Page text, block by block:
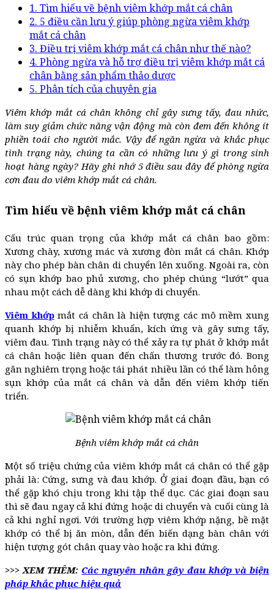
1. Tìm hiểu về bệnh viêm khớp mắt cá chân
2. 5 điều cần lưu ý giúp phòng ngừa viêm khớp
mắt cá chân
3. Điều trị viêm khớp mắt cá chân như thế nào?
4. Phòng ngừa và hỗ trợ điều trị viêm khớp mắt cá
chân bằng sản phẩm thảo dược
5. Phân tích của chuyên gia
Viêm khớp mắt cá chân không chỉ gây sưng tấy, đau nhức,
làm suy giảm chức năng vận động mà còn đem đến không ít
phiền toái cho người mắc. Vậy để ngăn ngừa và khắc phục
tình trạng này, chúng ta cần có những lưu ý gì trong sinh
hoạt hàng ngày? Hãy ghi nhớ 5 điều sau đây để phòng ngừa
cơn đau do viêm khớp mắt cá chân.
Tìm hiểu về bệnh viêm khớp mắt cá chân
Cấu trúc quan trọng của khớp mắt cá chân bao gồm:
Xương chày, xương mác và xương đòn mắt cá chân. Khớp
này cho phép bàn chân di chuyển lên xuống. Ngoài ra, còn
có sụn ​​khớp bao phủ xương, cho phép chúng “lướt” qua
nhau một cách dễ dàng khi khớp di chuyển.
Viêm khớpmắt cá chân là hiện tượng các mô mềm xung
quanh khớp bị nhiễm khuẩn, kích ứng và gây sưng tấy,
viêm đau. Tình trạng này có thể xảy ra tự phát ở khớp mắt
cá chân hoặc liên quan đến chấn thương trước đó. Bong
gân nghiêm trọng hoặc tái phát nhiều lần có thể làm hỏng
sụn khớp của mắt cá chân và dẫn đến viêm khớp tiến
triển.
Bệnh viêm khớp mắt cá chân
Một số triệu chứng của viêm khớp mắt cá chân có thể gặp
phải là: Cứng, sưng và đau khớp. Ở giai đoạn đầu, bạn có
thể gặp khó chịu trong khi tập thể dục. Các giai đoạn sau
thì sẽ đau ngay cả khi đứng hoặc di chuyển và cuối cùng là
cả khi nghỉ ngơi. Với trường hợp viêm khớp nặng, bề mặt
khớp có thể bị ăn mòn, dẫn đến biến dạng bàn chân với
hiện tượng gót chân quay vào hoặc ra khi đứng.
>>> XEM THÊM: Các nguyên nhân gây đau khớp và biện
pháp khắc phục hiệu quả